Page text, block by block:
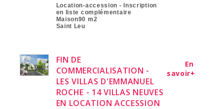
Location-accession - Inscription
en liste complémentaire
Maison90 m2
Saint Leu
FIN DE
COMMERCIALISATION -
LES VILLAS D'EMMANUEL
ROCHE - 14 VILLAS NEUVES
EN LOCATION ACCESSION
En
savoir+